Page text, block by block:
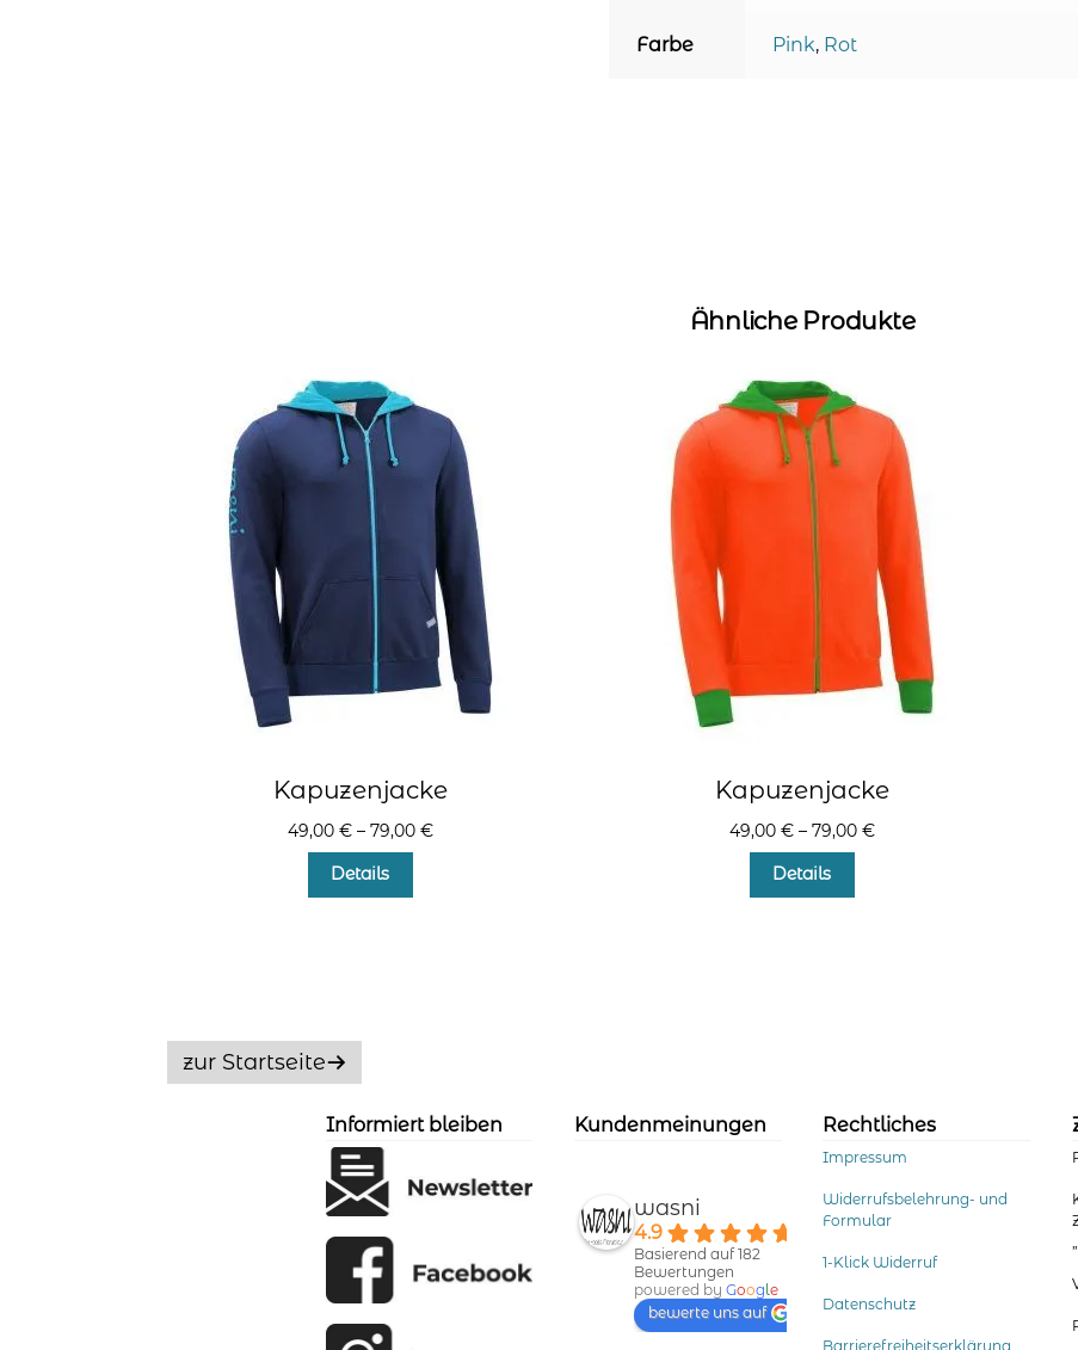
Farbe Pink, Rot
Ähnliche Produkte
Kapuzenjacke
49,00 €– 79,00 €
Details
der
Produktseite
werden
Kapuzenjacke
49,00 €– 79,00 €
Details
der
Produktseite
gewählt
werden
zur Startseite
Informiert bleiben Kundenmeinungen
wasni
4.9
Basierend auf 182
Bewertungen
powered byGoogle
bewerte uns auf
Rechtliches
Impressum
Widerrufsbelehrung- und
Formular
1-Klick Widerruf
Datenschutz
Barrierefreiheitserklärung